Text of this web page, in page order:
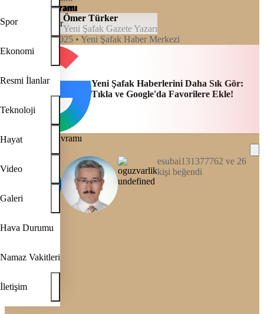
Spor
Ekonomi
Resmi İlanlar
Teknoloji
Hayat
Video
Galeri
Hava Durumu
Namaz Vakitleri
İletişim
Dindarlık kavramı
Ömer Türker
Yeni Şafak Gazete Yazarı
04:00, 07/07/2025 • Yeni Şafak Haber Merkezi
Yeni Şafak Haberlerini Daha Sık Gör:
Tıkla ve Google'da Favorilere Ekle!
esubai131377762 ve 26
kişi beğendi
REKLAM